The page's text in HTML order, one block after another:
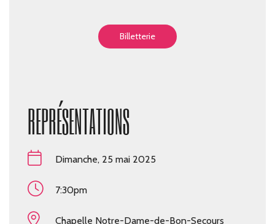
Billetterie
REPRÉSENTATIONS
Dimanche, 25 mai 2025
7:30pm
Chapelle Notre-Dame-de-Bon-Secours